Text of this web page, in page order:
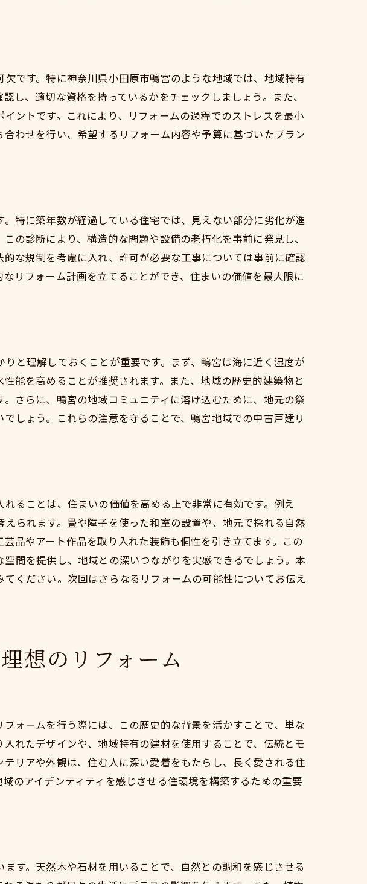
イン
工夫
ングプラン
対策
識した空間づくり
施工例
夫
携
実
イステップガイド
ク
スの重要性
策
ルの変革
メント
境配慮
です。特に神奈川県小田原市鴨宮のような地域では、地域特有
し、適切な資格を持っているかをチェックしましょう。また、
ントです。これにより、リフォームの過程でのストレスを最小
わせを行い、希望するリフォーム内容や予算に基づいたプラン
特に築年数が経過している住宅では、見えない部分に劣化が進
の診断により、構造的な問題や設備の老朽化を事前に発見し、
な規制を考慮に入れ、許可が必要な工事については事前に確認
リフォーム計画を立てることができ、住まいの価値を最大限に
と理解しておくことが重要です。まず、鴨宮は海に近く湿度が
能を高めることが推奨されます。また、地域の歴史的建築物と
さらに、鴨宮の地域コミュニティに溶け込むために、地元の祭
しょう。これらの注意を守ることで、鴨宮地域での中古戸建リ
ることは、住まいの価値を高める上で非常に有効です。例え
られます。畳や障子を使った和室の設置や、地元で採れる自然
品やアート作品を取り入れた装飾も個性を引き立てます。この
間を提供し、地域との深いつながりを実感できるでしょう。本
ください。次回はさらなるリフォームの可能性についてお伝え
想のリフォーム
ォームを行う際には、この歴史的な背景を活かすことで、単な
れたデザインや、地域特有の建材を使用することで、伝統とモ
リアや外観は、住む人に深い愛着をもたらし、長く愛される住
のアイデンティティを感じさせる住環境を構築するための重要
す。天然木や石材を用いることで、自然との調和を感じさせる